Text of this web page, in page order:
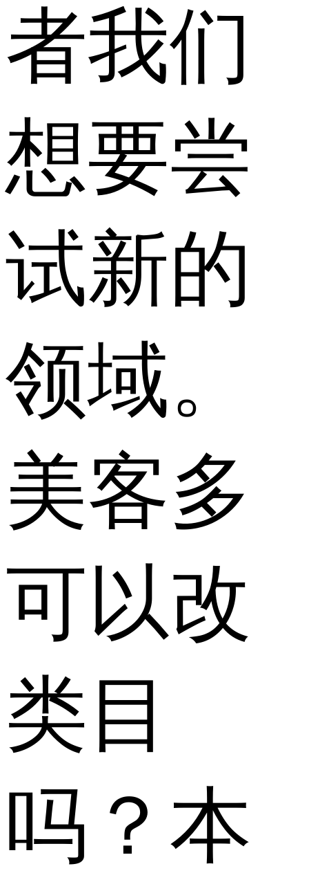
者我们
想要尝
试新的
领域。
美客多
可以改
类目
吗？本